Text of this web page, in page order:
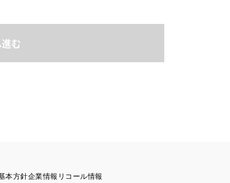
む
本方針企業情報 リコール情報